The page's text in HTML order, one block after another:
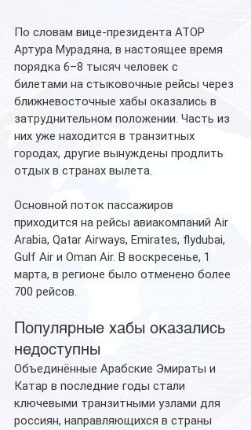
По словам вице-президента АТОР
Артура Мурадяна, в настоящее время
порядка 6–8 тысяч человек с
билетами на стыковочные рейсы через
ближневосточные хабы оказались в
затруднительном положении. Часть из
них уже находится в транзитных
городах, другие вынуждены продлить
отдых в странах вылета.
Основной поток пассажиров
приходится на рейсы авиакомпаний Air
Arabia, Qatar Airways, Emirates, flydubai,
Gulf Air и Oman Air. В воскресенье, 1
марта, в регионе было отменено более
700 рейсов.
Популярные хабы оказались
недоступны
Объединённые Арабские Эмираты и
Катар в последние годы стали
ключевыми транзитными узлами для
россиян, направляющихся в страны